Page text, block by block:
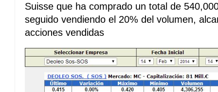
Suisse que ha comprado un total de
seguido vendiendo el 20% del volumen,
acciones vendidas